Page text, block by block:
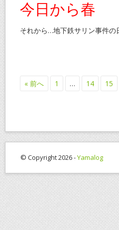
今日から春
それから…地下鉄サリン事件の
« 前へ 1 … 14 15
© Copyright 2026 -Yamalog